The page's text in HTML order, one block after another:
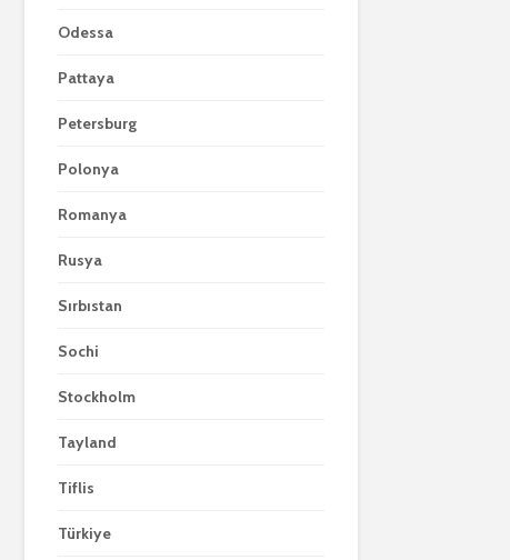
Odessa
Pattaya
Petersburg
Polonya
Romanya
Rusya
Sırbıstan
Sochi
Stockholm
Tayland
Tiflis
Türkiye